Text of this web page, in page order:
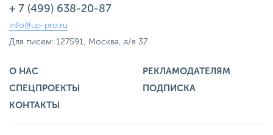
+ 7 (499) 638-20-87
info@up-pro.ru
Для писем: 127591, Москва, а/я 37
О НАС
РЕКЛАМОДАТЕЛЯМ
СПЕЦПРОЕКТЫ
ПОДПИСКА
КОНТАКТЫ